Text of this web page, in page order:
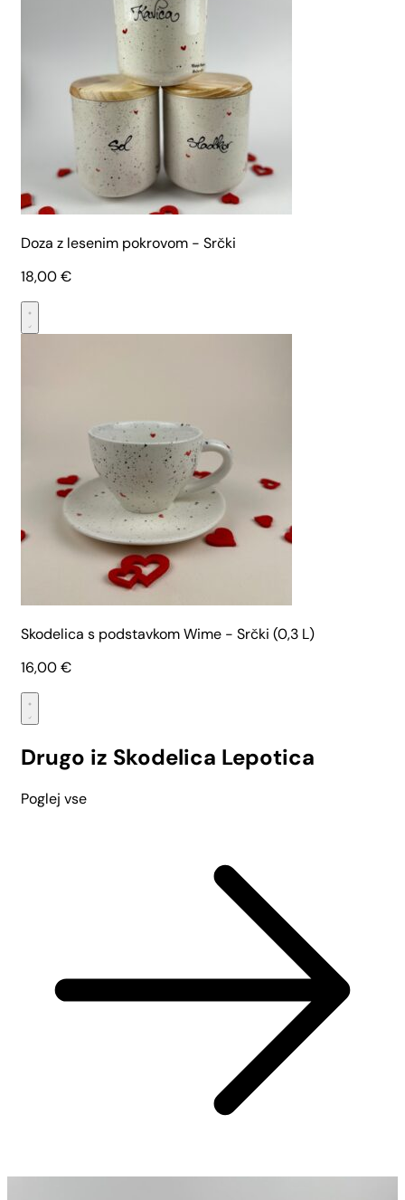
Doza z lesenim pokrovom - Srčki
18,00€
Skodelica s podstavkom Wime - Srčki (0,3 L)
16,00€
Drugo iz Skodelica Lepotica
Poglej vse